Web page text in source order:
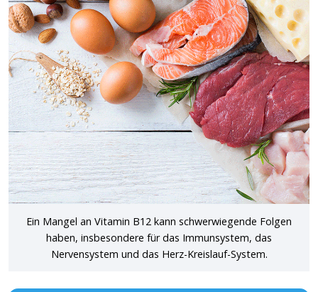
Ein Mangel an Vitamin B12 kann schwerwiegende Folgen
haben, insbesondere für das Immunsystem, das
Nervensystem und das Herz-Kreislauf-System.